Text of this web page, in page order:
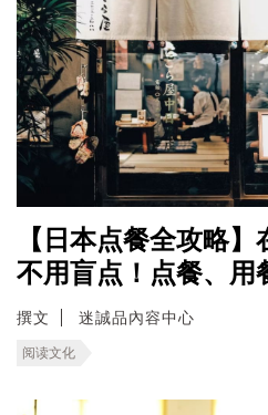
【日本点餐全攻略
不用盲点！点餐、用
撰文 迷誠品內容中心
阅读文化